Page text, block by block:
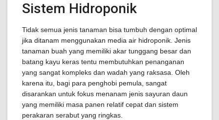
Sistem Hidroponik
Tidak semua jenis tanaman bisa tumbuh dengan optimal
jika ditanam menggunakan media air hidroponik. Jenis
tanaman buah yang memiliki akar tunggang besar dan
batang kayu keras tentu membutuhkan penanganan
yang sangat kompleks dan wadah yang raksasa. Oleh
karena itu, bagi para penghobi pemula, sangat
disarankan untuk fokus menanam jenis sayuran daun
yang memiliki masa panen relatif cepat dan sistem
perakaran serabut yang ringkas.